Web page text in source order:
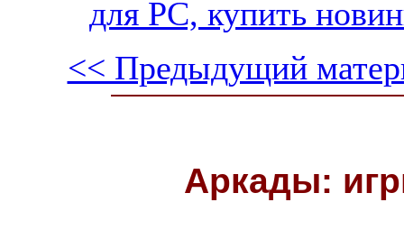
для PC, купить
<< Предыдущий
Аркады: